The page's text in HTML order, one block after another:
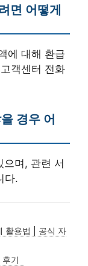
면 어떻게
에 대해 환급
객센터 전화
경우 어
며, 관련 서
다.
활용법 | 공식 자
기